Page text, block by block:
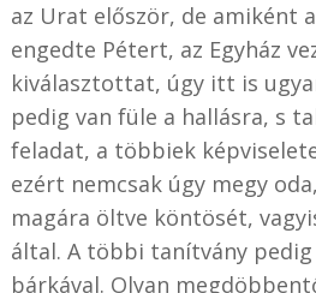
az Urat először, de amiként
engedte Pétert, az Egyház
kiválasztottat, úgy itt is
pedig van füle a hallásra, s
feladat, a többiek
ezért nemcsak úgy megy
magára öltve köntösét,
által. A többi tanítvány
bárkával. Olyan